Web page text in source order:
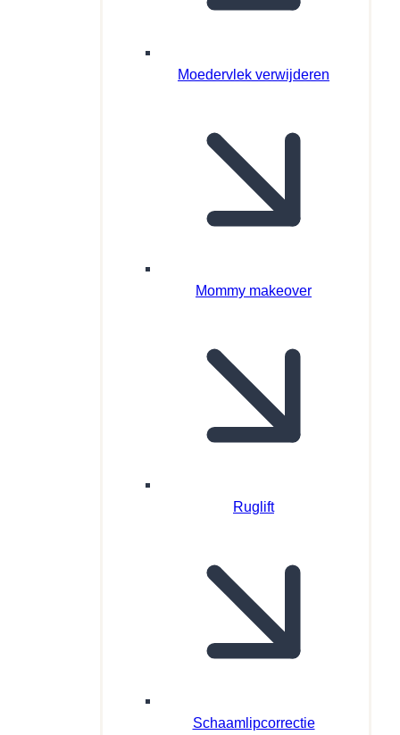
Moedervlek verwijderen
Mommy makeover
Ruglift
Schaamlipcorrectie